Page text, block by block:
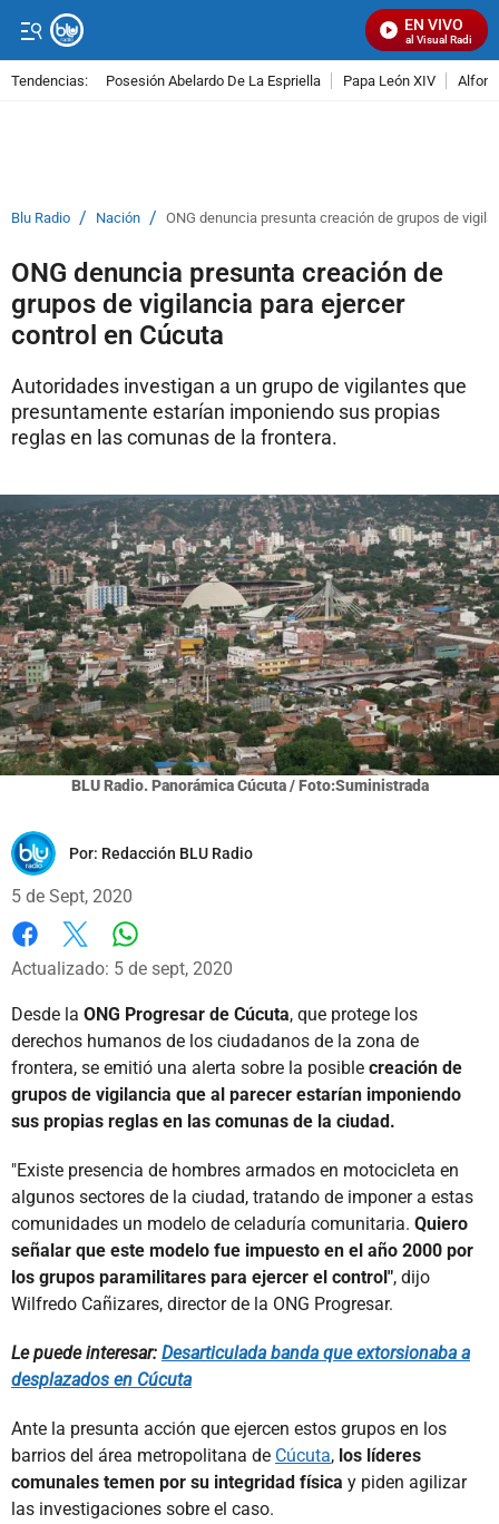
EN VIVO
Señal Visual Radio
Tendencias: Posesión Abelardo De La Espriella Papa León XIV
Blu Radio / Nación / ONG denuncia presunta creación de grupos de
ONG denuncia presunta creación de
grupos de vigilancia para ejercer
control en Cúcuta
Autoridades investigan a un grupo de vigilantes que
presuntamente estarían imponiendo sus propias
reglas en las comunas de la frontera.
BLU Radio. Panorámica Cúcuta / Foto:Suministrada
Por: Redacción BLU Radio
5 de Sept, 2020
Facebook
X
Actualizado: 5 de sept, 2020
Desde la ONG Progresar de Cúcuta, que protege los
derechos humanos de los ciudadanos de la zona de
frontera, se emitió una alerta sobre la posible creación de
grupos de vigilancia que al parecer estarían imponiendo
sus propias reglas en las comunas de la ciudad.
"Existe presencia de hombres armados en motocicleta en
algunos sectores de la ciudad, tratando de imponer a estas
comunidades un modelo de celaduría comunitaria. Quiero
señalar que este modelo fue impuesto en el año 2000 por
los grupos paramilitares para ejercer el control", dijo
Wilfredo Cañizares, director de la ONG Progresar.
Le puede interesar: Desarticulada banda que extorsionaba a
desplazados en Cúcuta
Ante la presunta acción que ejercen estos grupos en los
barrios del área metropolitana de Cúcuta, los líderes
comunales temen por su integridad física y piden agilizar
las investigaciones sobre el caso.